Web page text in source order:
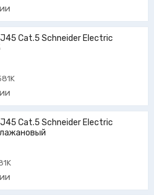
Cat.5 Schneider Electric
Cat.5 Schneider Electric